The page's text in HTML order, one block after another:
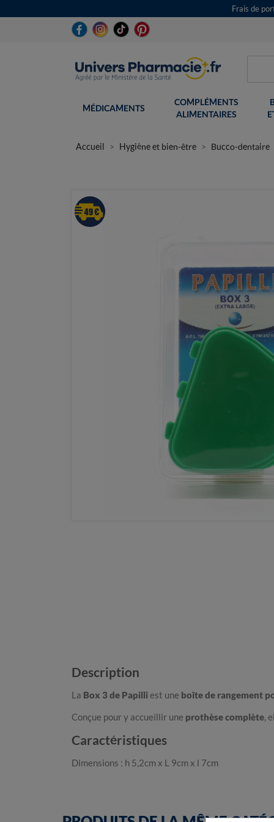
Frais de
MÉDICAMENTS
COMPLÉMENTS
ALIMENTAIRES
Accueil Hygiène et bien-être Bucco-dentaire
Description
La Box 3 de Papilliest une boîte de rangement
Conçue pour y accueillir une prothèse complète,
Caractéristiques
Dimensions : h 5,2cm x L 9cm x l 7cm